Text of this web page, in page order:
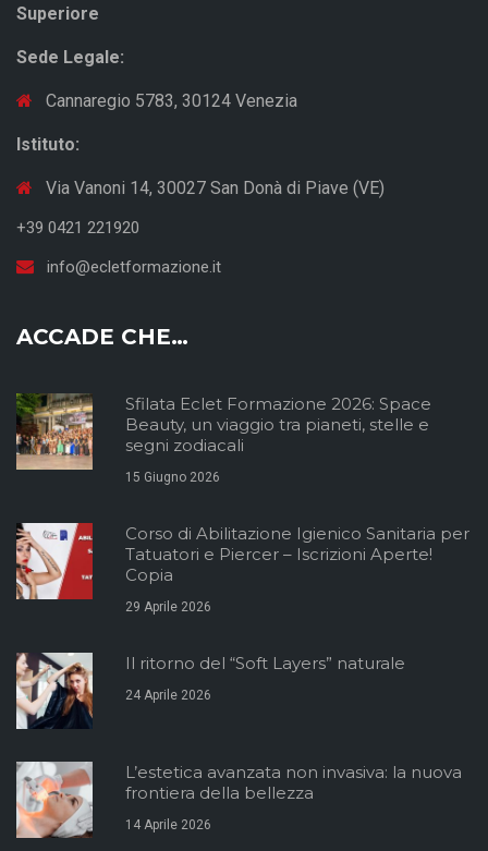
Superiore
Sede Legale:
Cannaregio 5783, 30124 Venezia
Istituto:
Via Vanoni 14, 30027 San Donà di Piave (VE)
+39 0421 221920
info@ecletformazione.it
ACCADE CHE…
Sfilata Eclet Formazione 2026: Space
Beauty, un viaggio tra pianeti, stelle e
segni zodiacali
15 Giugno 2026
Corso di Abilitazione Igienico Sanitaria per
Tatuatori e Piercer – Iscrizioni Aperte!
Copia
29 Aprile 2026
Il ritorno del “Soft Layers” naturale
24 Aprile 2026
L’estetica avanzata non invasiva: la nuova
frontiera della bellezza
14 Aprile 2026